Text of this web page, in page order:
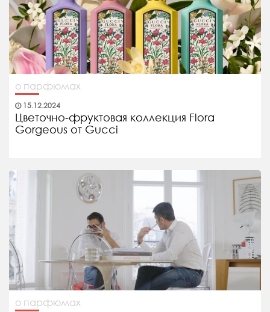
о парфюмах
15.12.2024
Цветочно-фруктовая коллекция Flora
Gorgeous от Gucci
о парфюмах